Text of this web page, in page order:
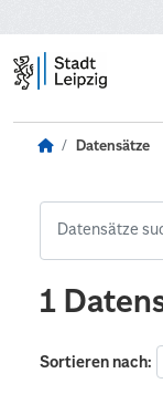
Datensätze
1
Sortieren nach